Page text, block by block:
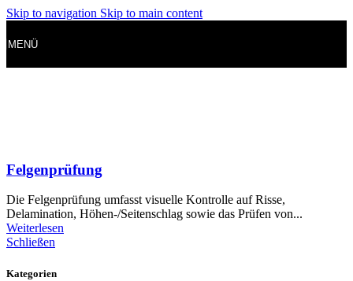
Skip to navigation Skip to main content
MENÜ
Felgenprüfung
Die Felgenprüfung umfasst visuelle Kontrolle auf Risse,
Delamination, Höhen-/Seitenschlag sowie das Prüfen von...
Weiterlesen
Schließen
Kategorien